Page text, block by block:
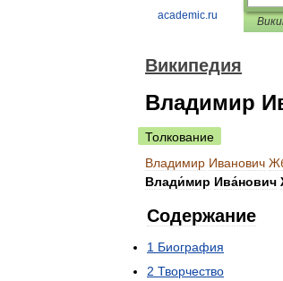
academic.ru
Википедия
Владимир
Толкование
Владимир Иванович
Влади́мир Ива́нович
Содержание
1 Биография
2 Творчество